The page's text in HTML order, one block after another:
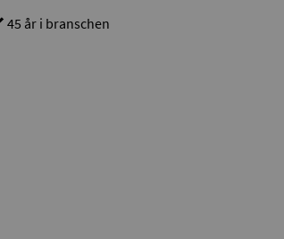
45 år i branschen